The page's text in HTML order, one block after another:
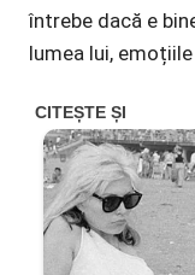
întrebe dacă e
lumea lui, emoțiile